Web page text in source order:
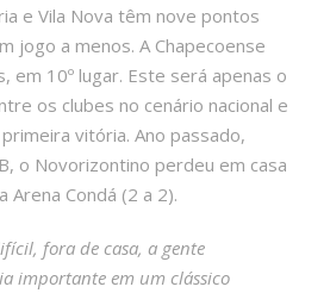
e Vila Nova têm nove pontos
jogo a menos. A Chapecoense
em 10º lugar. Este será apenas o
os clubes no cenário nacional e
vitória. Ano passado,
o Novorizontino perdeu em casa
Arena Condá (2 a 2).
fora de casa, a gente
importante em um clássico